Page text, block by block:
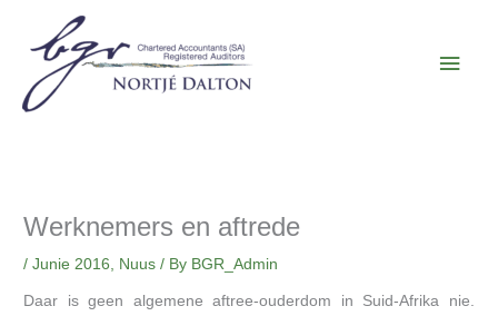
content
Werknemers en aftrede
/Junie 2016 Nuus / By BGR_Admin
Daar is geen algemene aftree-ouderdom in Suid-Afrika nie.